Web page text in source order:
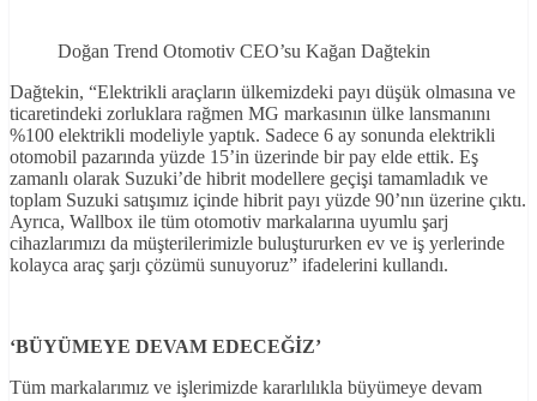
Doğan Trend Otomotiv CEO’su Kağan Dağtekin
Dağtekin, “Elektrikli araçların ülkemizdeki payı düşük olmasına ve
ticaretindeki zorluklara rağmen MG markasının ülke lansmanını
%100 elektrikli modeliyle yaptık. Sadece 6 ay sonunda elektrikli
otomobil pazarında yüzde 15’in üzerinde bir pay elde ettik. Eş
zamanlı olarak Suzuki’de hibrit modellere geçişi tamamladık ve
toplam Suzuki satışımız içinde hibrit payı yüzde 90’nın üzerine çıktı.
Ayrıca, Wallbox ile tüm otomotiv markalarına uyumlu şarj
cihazlarımızı da müşterilerimizle buluştururken ev ve iş yerlerinde
kolayca araç şarjı çözümü sunuyoruz” ifadelerini kullandı.
‘BÜYÜMEYE DEVAM EDECEĞİZ’
Tüm markalarımız ve işlerimizde kararlılıkla büyümeye devam